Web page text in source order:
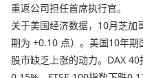
重返公司担任首席执行官。
关于美国经济数据，10月芝
期为 +0.10 点）。美国10年
股市缺乏上涨的动力。DAX